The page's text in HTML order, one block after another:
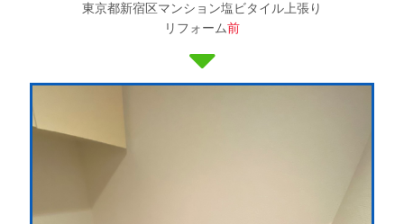
東京都新宿区マンション塩ビタイル上張り
リフォーム前